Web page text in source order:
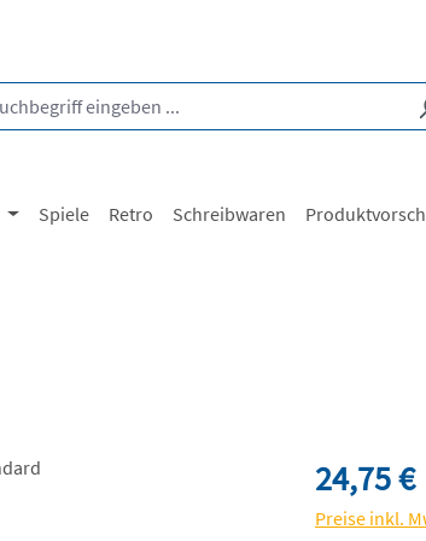
Spiele Retro Schreibwaren
Regulärer
24,75 €
Preise inkl.